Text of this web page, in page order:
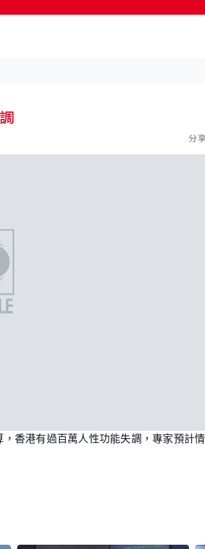
分
香港有過百萬人性功能失調，專家預計